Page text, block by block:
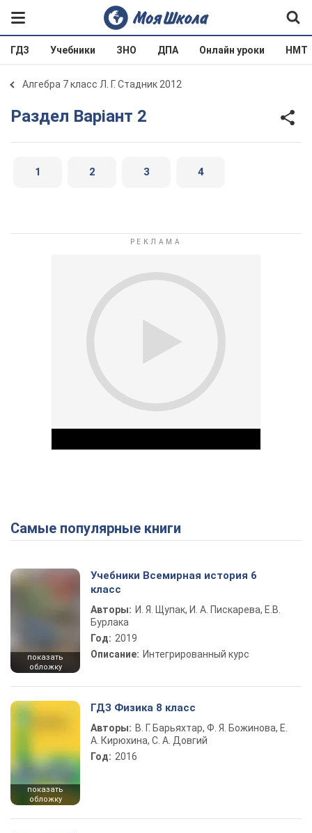
ГДЗ Учебники ЗНО ДПА Онлайн уроки НМТ
Алгебра 7 класс Л. Г. Стадник 2012
Раздел Варіант 2
1 2 3 4
Play Video
Самые популярные книги
показать
обложку
Учебники Всемирная история 6
класс
Авторы: И. Я. Щупак, И. А. Пискарева, Е.В.
Бурлака
Год: 2019
Описание: Интегрированный курс
показать
обложку
ГДЗ Физика 8 класс
Авторы: В. Г. Барьяхтар, Ф. Я. Божинова, Е.
А. Кирюхина, С. А. Довгий
Год: 2016